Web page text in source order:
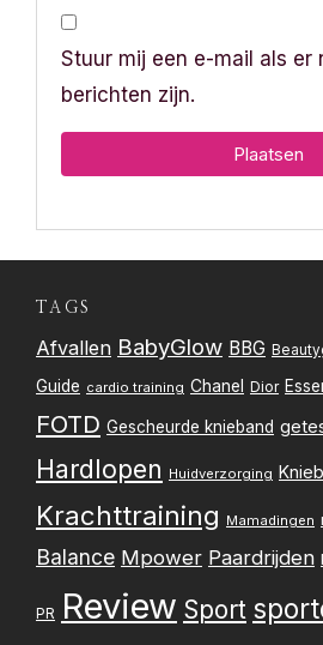
Stuur mij een e-mail als er
berichten zijn.
TAGS
Afvallen BabyGlow BBG
Guide cardio training Chanel Dior
FOTD Gescheurde knieband
Hardlopen Huidverzorging
Krachttraining Mamadingen
Balance Mpower Paardrijden
PR Review Sport